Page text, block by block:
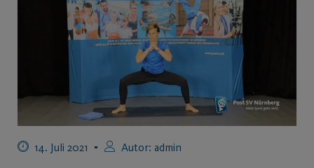
14. Juli 2021 Autor: admin